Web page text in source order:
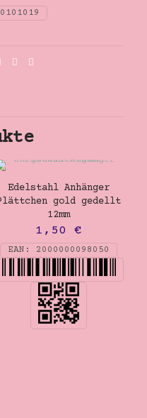
Edelstahl Anhänger
gold gedellt
12mm
1,50€
EAN: 2000000098050